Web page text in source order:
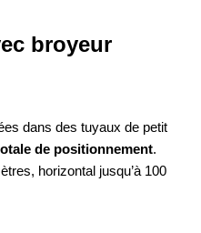
broyeur
dans des tuyaux de petit
de positionnement.
horizontal jusqu’à 100